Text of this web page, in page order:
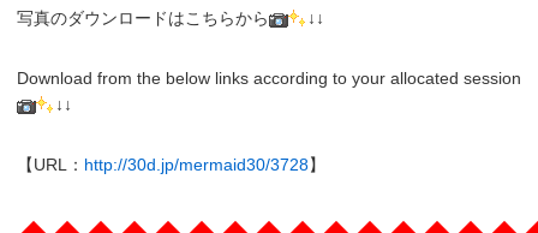
写真のダウンロードはこちらから ↓↓
Download from the below links according to your allocated session
↓↓
【URL： http://30d.jp/mermaid30/3728】